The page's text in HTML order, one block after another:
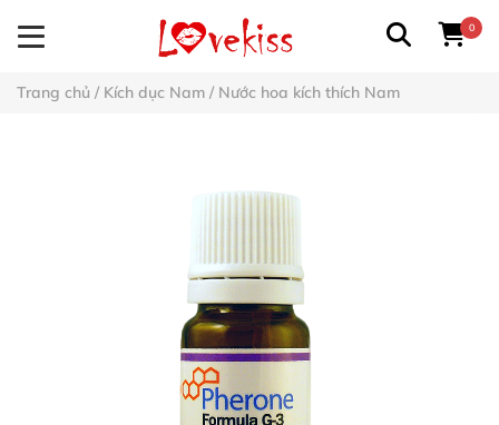
0
Trang chủ / Kích dục Nam / Nước hoa kích thích Nam